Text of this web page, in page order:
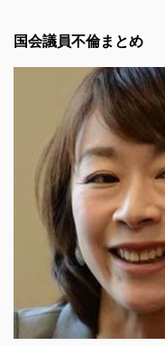
国会議員不倫まとめ